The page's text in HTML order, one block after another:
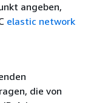
angeben,
elastic network
die von